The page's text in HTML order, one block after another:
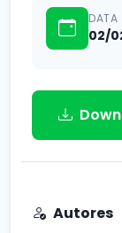
DATA
02/
Autores